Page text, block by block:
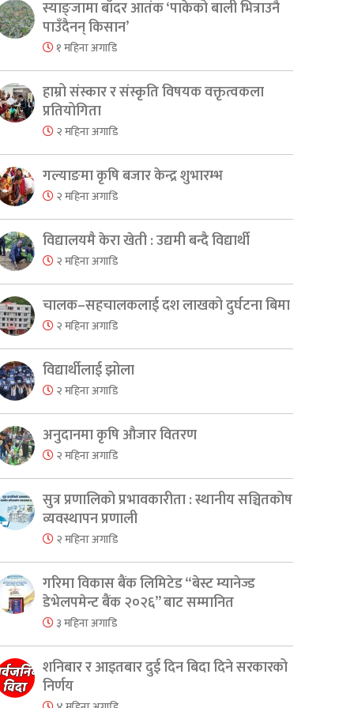
स्याङ्जामा बाँदर आतंक ‘पाकेको बाली भित्राउनै
पाउँदैनन् किसान’
१ महिना अगाडि
हाम्रो संस्कार र संस्कृति विषयक वक्तृत्वकला
प्रतियोगिता
२ महिना अगाडि
गल्याङमा कृषि बजार केन्द्र शुभारम्भ
२ महिना अगाडि
विद्यालयमै केरा खेती : उद्यमी बन्दै विद्यार्थी
२ महिना अगाडि
चालक–सहचालकलाई दश लाखको दुर्घटना बिमा
२ महिना अगाडि
विद्यार्थीलाई झोला
२ महिना अगाडि
अनुदानमा कृषि औजार वितरण
२ महिना अगाडि
सुत्र प्रणालिको प्रभावकारीता : स्थानीय सञ्चितकोष
व्यवस्थापन प्रणाली
२ महिना अगाडि
गरिमा विकास बैंक लिमिटेड “बेस्ट म्यानेज्ड
डेभेलपमेन्ट बैंक २०२६” बाट सम्मानित
३ महिना अगाडि
शनिबार र आइतबार दुई दिन बिदा दिने सरकारको
निर्णय